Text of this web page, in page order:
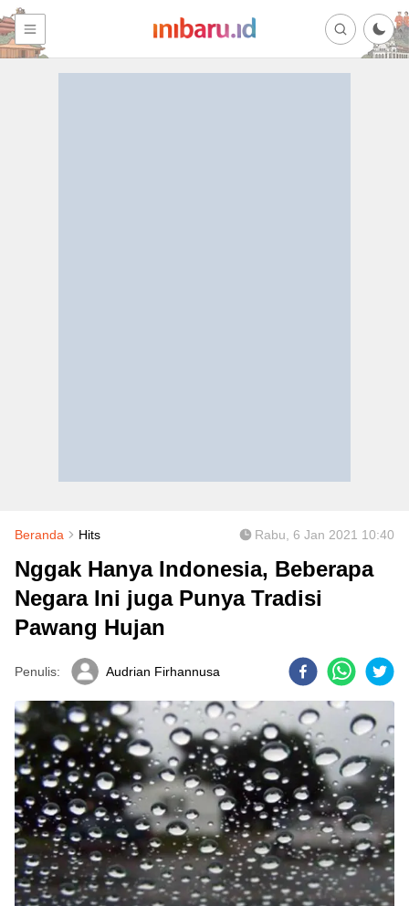
Beranda Hits Rabu, 6 Jan 2021 10:40
Nggak Hanya Indonesia, Beberapa
Negara Ini juga Punya Tradisi
Pawang Hujan
Penulis: Audrian Firhannusa